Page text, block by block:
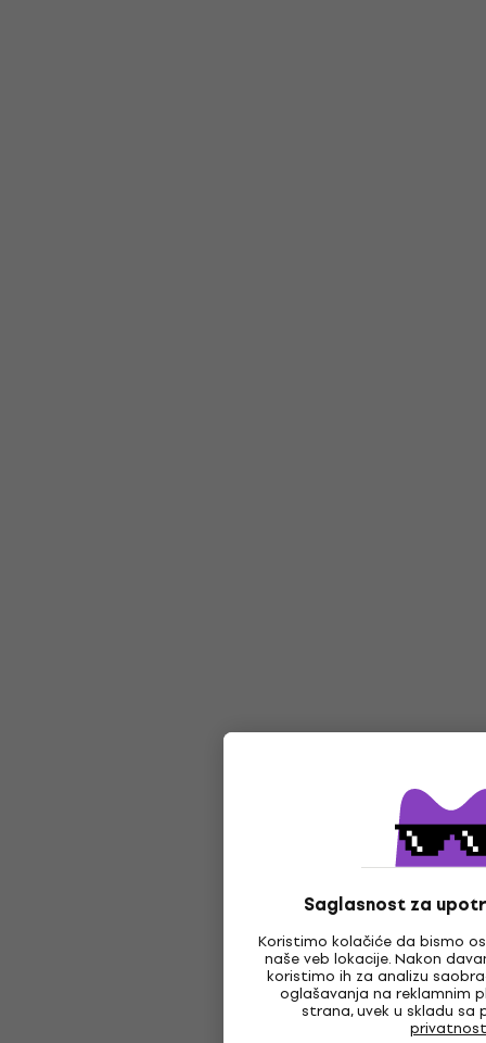
Saglasnost za
Koristimo kolačiće da bismo
naše veb lokacije. Nakon
koristimo ih za analizu
oglašavanja na reklamnim
strana, uvek u skladu sa